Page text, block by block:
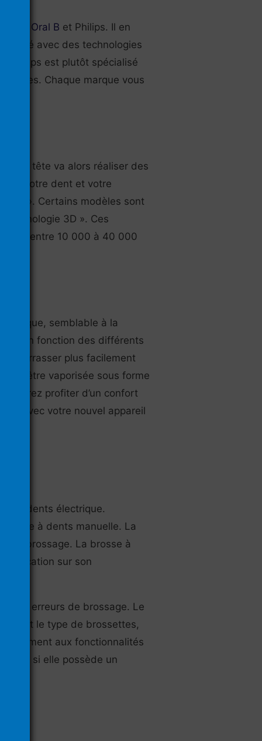
Oral B et Philips. Il en
avec des technologies
Philips est plutôt spécialisé
Chaque marque vous
tête va alors réaliser des
sur votre dent et votre
2D ». Certains modèles sont
technologie 3D ». Ces
entre 10 000 à 40 000
semblable à la
en fonction des différents
plus facilement
va être vaporisée sous forme
profiter d’un confort
avec votre nouvel appareil
à dents électrique.
à dents manuelle. La
de brossage. La brosse à
sur son
vos erreurs de brossage. Le
et le type de brossettes,
aux fonctionnalités
non, si elle possède un